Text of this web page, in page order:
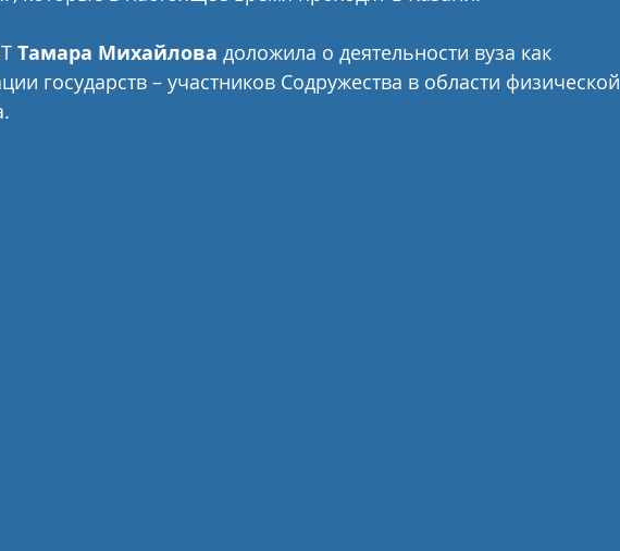
Тамара Михайлова доложила о деятельности вуза как
государств – участников Содружества в области физической